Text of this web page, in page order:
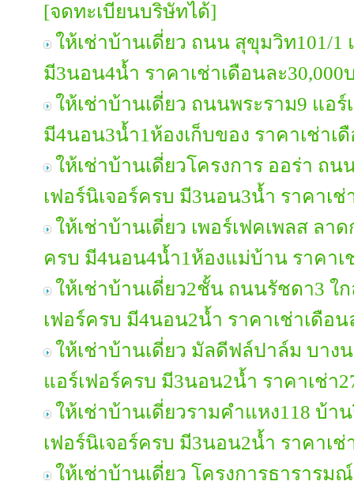
[จดทะเบียนบริษัทได้]
ให้เช่าบ้านเดี่ยว ถนน สุขุมวิท101/1
มี3นอน4น้ำ ราคาเช่าเดือนละ30,000
ให้เช่าบ้านเดี่ยว ถนนพระราม9 แอร์
มี4นอน3น้ำ1ห้องเก็บของ ราคาเช่าเ
ให้เช่าบ้านเดี่ยวโครงการ ออร่า ถ
เฟอร์นิเจอร์ครบ มี3นอน3น้ำ ราคาเช่
ให้เช่าบ้านเดี่ยว เพอร์เฟคเพลส ลา
ครบ มี4นอน4น้ำ1ห้องแม่บ้าน ราคาเ
ให้เช่าบ้านเดี่ยว2ชั้น ถนนรัชดา3 ใ
เฟอร์ครบ มี4นอน2น้ำ ราคาเช่าเดือน
ให้เช่าบ้านเดี่ยว มัลดีฟล์ปาล์ม บาง
แอร์เฟอร์ครบ มี3นอน2น้ำ ราคาเช่า
ให้เช่าบ้านเดี่ยวรามคำแหง118 บ้า
เฟอร์นิเจอร์ครบ มี3นอน2น้ำ ราคาเช่
ให้เช่าบ้านเดี่ยว โครงการธารารม